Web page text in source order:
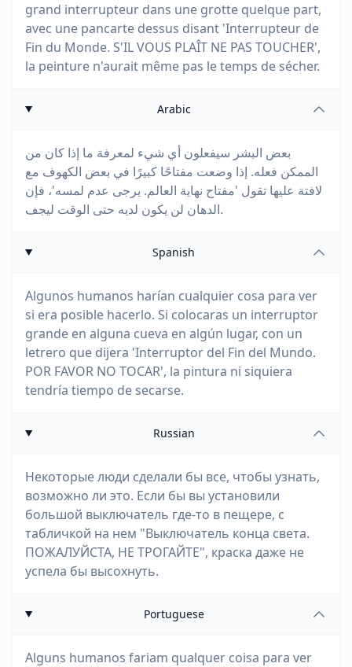
grand interrupteur dans une grotte quelque part,
avec une pancarte dessus disant 'Interrupteur de
Fin du Monde. S'IL VOUS PLAÎT NE PAS TOUCHER',
la peinture n'aurait même pas le temps de sécher.
Arabic
بعض البشر سيفعلون أي شيء لمعرفة ما إذا كان من
الممكن فعله. إذا وضعت مفتاحًا كبيرًا في بعض الكهوف مع
لافتة عليها تقول 'مفتاح نهاية العالم. يرجى عدم لمسه'، فإن
الدهان لن يكون لديه حتى الوقت ليجف.
Spanish
Algunos humanos harían cualquier cosa para ver
si era posible hacerlo. Si colocaras un interruptor
grande en alguna cueva en algún lugar, con un
letrero que dijera 'Interruptor del Fin del Mundo.
POR FAVOR NO TOCAR', la pintura ni siquiera
tendría tiempo de secarse.
Russian
Некоторые люди сделали бы все, чтобы узнать,
возможно ли это. Если бы вы установили
большой выключатель где-то в пещере, с
табличкой на нем "Выключатель конца света.
ПОЖАЛУЙСТА, НЕ ТРОГАЙТЕ", краска даже не
успела бы высохнуть.
Portuguese
Alguns humanos fariam qualquer coisa para ver